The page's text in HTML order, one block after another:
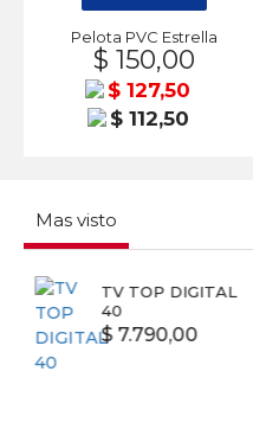
Pelota PVC Estrella
$ 150,00
$ 127,50
$ 112,50
Mas visto
TV TOP DIGITAL
40
$ 7.790,00